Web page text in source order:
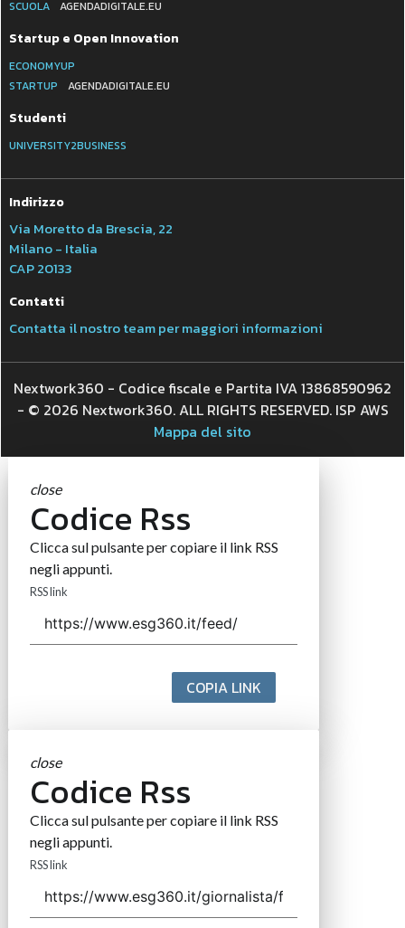
SCUOLA AGENDADIGITALE.EU
Startup e Open Innovation
ECONOMYUP
STARTUP
AGENDADIGITALE.EU
Studenti
UNIVERSITY2BUSINESS
Indirizzo
Via Moretto da Brescia, 22
Milano - Italia
CAP 20133
Contatti
Contatta il nostro team per maggiori informazioni
Nextwork360 - Codice fiscale e Partita IVA 13868590962
- © 2026 Nextwork360. ALL RIGHTS RESERVED. ISP AWS
Mappa del sito
close
Codice Rss
Clicca sul pulsante per copiare il link RSS
negli appunti.
RSS link
COPIA LINK
close
Codice Rss
Clicca sul pulsante per copiare il link RSS
negli appunti.
RSS link